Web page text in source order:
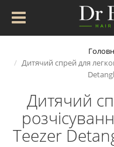
Дитячий спрей для
Дитячий
Teezer